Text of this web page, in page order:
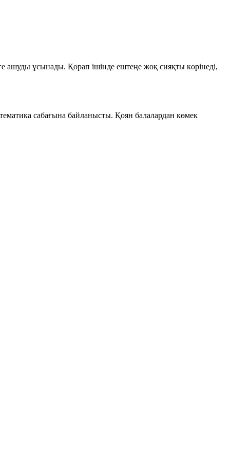
ашуды ұсынады. Қорап ішінде ештеңе жоқ сияқты көрінеді,
сабағына байланысты. Қоян балалардан көмек